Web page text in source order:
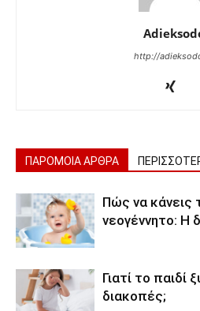
http://
ΠΑΡΟΜΟΙΑ ΑΡΘΡΑ
Πώς να κάνεις
νεογέννητο: Η
Γιατί το παιδί
διακοπές;